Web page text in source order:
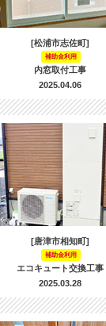
[松浦市志佐町]
補助金利用
内窓取付工事
2025.04.06
[唐津市相知町]
補助金利用
エコキュート交換工事
2025.03.28